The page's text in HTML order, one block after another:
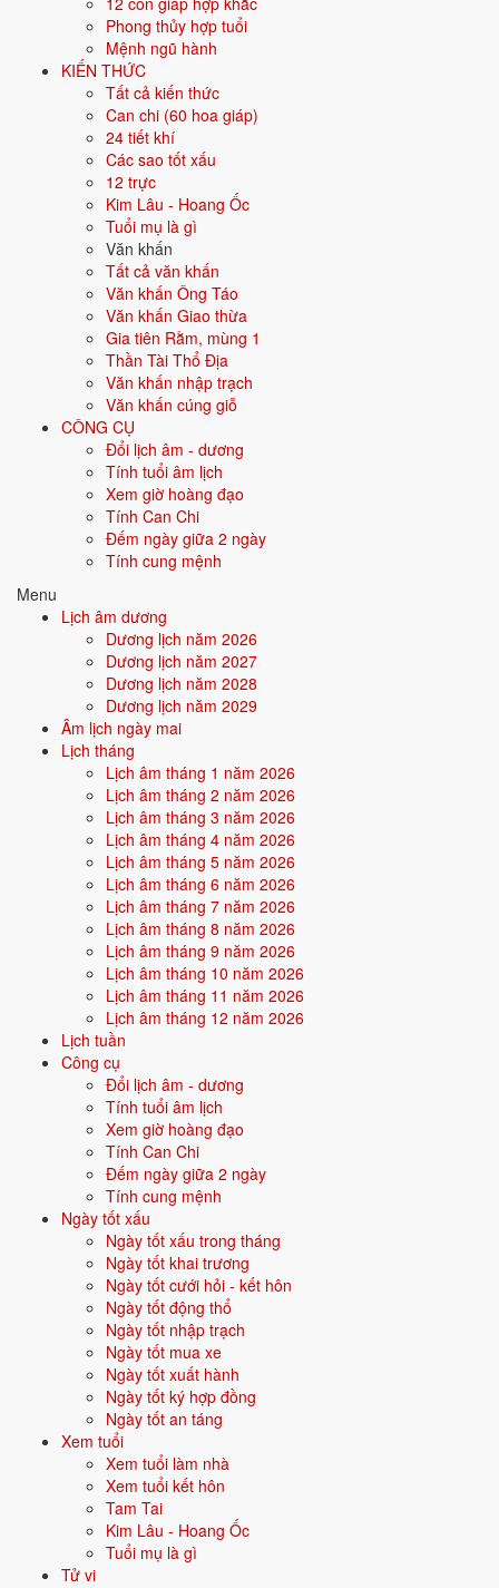
Phong thủy hợp tuổi
Mệnh ngũ hành
KIẾN THỨC
Tất cả kiến thức
Can chi (60 hoa giáp)
24 tiết khí
Các sao tốt xấu
12 trực
Kim Lâu - Hoang Ốc
Tuổi mụ là gì
Văn khấn
Tất cả văn khấn
Văn khấn Ông Táo
Văn khấn Giao thừa
Gia tiên Rằm, mùng 1
Thần Tài Thổ Địa
Văn khấn nhập trạch
Văn khấn cúng giỗ
CÔNG CỤ
Đổi lịch âm - dương
Tính tuổi âm lịch
Xem giờ hoàng đạo
Tính Can Chi
Đếm ngày giữa 2 ngày
Tính cung mệnh
Menu
Lịch âm dương
Dương lịch năm 2026
Dương lịch năm 2027
Dương lịch năm 2028
Dương lịch năm 2029
Âm lịch ngày mai
Lịch tháng
Lịch âm tháng 1 năm 2026
Lịch âm tháng 2 năm 2026
Lịch âm tháng 3 năm 2026
Lịch âm tháng 4 năm 2026
Lịch âm tháng 5 năm 2026
Lịch âm tháng 6 năm 2026
Lịch âm tháng 7 năm 2026
Lịch âm tháng 8 năm 2026
Lịch âm tháng 9 năm 2026
Lịch âm tháng 10 năm 2026
Lịch âm tháng 11 năm 2026
Lịch âm tháng 12 năm 2026
Lịch tuần
Công cụ
Đổi lịch âm - dương
Tính tuổi âm lịch
Xem giờ hoàng đạo
Tính Can Chi
Đếm ngày giữa 2 ngày
Tính cung mệnh
Ngày tốt xấu
Ngày tốt xấu trong tháng
Ngày tốt khai trương
Ngày tốt cưới hỏi - kết hôn
Ngày tốt động thổ
Ngày tốt nhập trạch
Ngày tốt mua xe
Ngày tốt xuất hành
Ngày tốt ký hợp đồng
Ngày tốt an táng
Xem tuổi
Xem tuổi làm nhà
Xem tuổi kết hôn
Tam Tai
Kim Lâu - Hoang Ốc
Tuổi mụ là gì
Tử vi
Đại Trạch Thổ
Mệnh ngũ hành ⛰️
Vàng đất
Hướng hợp
Hành tương sinh Hỏa (Hỏa sinh Thổ); Kim (Thổ sinh Kim)
Hành tương khắc
Mộc (Mộc khắc Thổ); Thủy (Thổ khắc
Thủy)
Tuổi năm 2026 59 tuổi mụ / 58 tuổi dương - Cao niên
Ý nghĩa nạp âm Đại Trạch Thổ
Người sinh năm1968
Đất nền nhà. Đây là một trong các nạp âm thuộc hành
60 hoa giáp.
Tượng trưng cho đất, sự ổn định, vững chắc. Người mệnh Thổ trung
thực, kiên định, đáng tin.
Tìm hiểu chi tiết nạp âm Đại Trạch Thổ: màu hợp, hướng tốt, năm
sinh, tương sinh tương khắc →
Quan hệ Can × Chi (Thổ sinh Kim):
nuôi dưỡng hành động. Người này có xu hướng âm thầm hy sinh để
người khác/môi trường tỏa sáng.
Điểm mạnh:Kiên nhẫn, bền bỉ, âm thầm tích lũy, có sức cống
Điểm cần lưu ý:Dễ bị bào mòn năng lượng nếu không biết giữ
giới hạn cho bản thân.
Bối cảnh vận khí khi sinh năm 1968
Người sinh năm1968rơi vào Vận 6 - Lục Bạch Kim
trong chu kỳ Tam Nguyên Cửu Vận. Mệnh Thổ sinh trong Vận 6 Lục
Bạch Kim (Kim) - thổ sinh kim: vận khí hỗ trợ bản mệnh, người này
được thời đại nuôi dưỡng và tỏa sáng trong các lĩnh vực quyền lực,
công nghiệp.
Tính chất vận:
quyền lực cứng, kỷ luật.
Quan hệ mệnh × vận:Thổ sinh Kim.
Vận năm 2026 Bính Ngọ cho người sinh năm 1968
(Bính Ngọ), người tuổi
- thuộc nhóm Cao niên
với Thái Tuế
Năm tương đối ổn định - không có biến động lớn về vận khí.
Năm 2026 người sinh năm 1968 nên tập trung gì?
58 (Cao niên), người sinh năm 1968 nên ưu tiên các chủ đề
Sức khỏe
Hậu vận - con cháu
Đặt tên cho người sinh năm 1968 mệnh Thổ